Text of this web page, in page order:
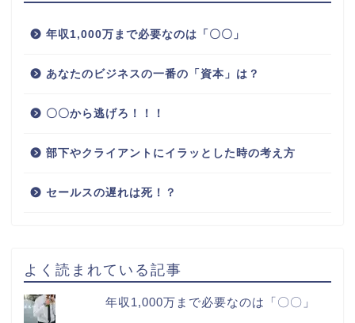
年収1,000万まで必要なのは「〇〇」
あなたのビジネスの一番の「資本」は？
〇〇から逃げろ！！！
部下やクライアントにイラッとした時の考え方
セールスの遅れは死！？
よく読まれている記事
年収1,000万まで必要なのは「〇〇」